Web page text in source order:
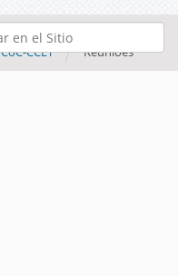
CoC-CCET Reuniões